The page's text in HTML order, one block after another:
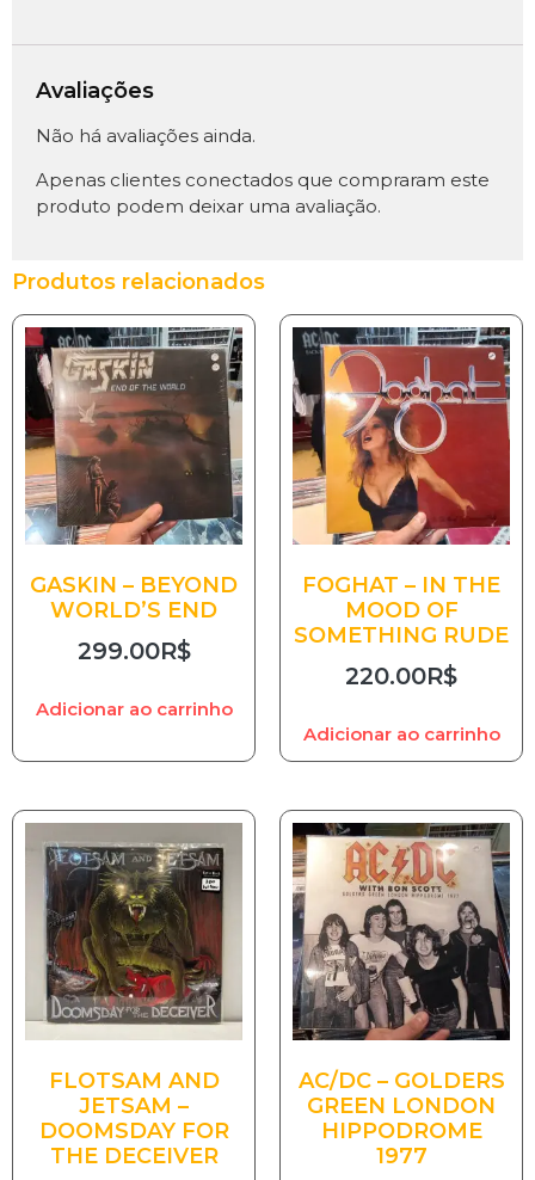
Avaliações
Não há avaliações ainda.
Apenas clientes conectados que compraram este
produto podem deixar uma avaliação.
Produtos relacionados
GASKIN – BEYOND
WORLD’S END
299.00R$
Adicionar ao carrinho
FOGHAT – IN THE
MOOD OF
SOMETHING RUDE
220.00R$
Adicionar ao carrinho
FLOTSAM AND
JETSAM –
DOOMSDAY FOR
THE DECEIVER
AC/DC – GOLDERS
GREEN LONDON
HIPPODROME
1977